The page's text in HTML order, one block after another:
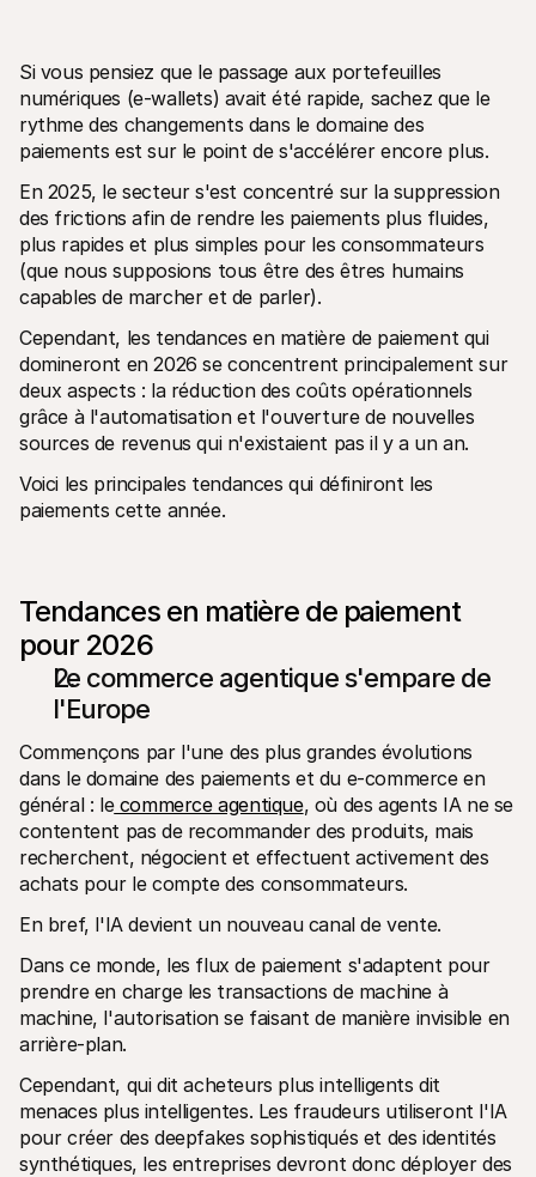
Ressources techniques
Portail développeurs
Découvrez les ressources de développement et les mises à
jour
Bibliothèques
Intégrez Mollie avec des packages prêts à l'emploi
Communauté Discord
Rejoignez notre communauté de développeurs
Tarifs
Consultez nos tarifs
À propos
Notre histoire et nos valeurs
Actualités
Lire les dernières actualités de
Nous rejoindre
Rejoignez notre équipe - nous
recrutons !
Pour les clients Mollie
Contactez notre équipe support
Pour obtenir un devis
Découvrez comment nous pouvons aider votre entreprise
Si vous pensiez que le passage aux portefeuilles
numériques (e-wallets) avait été rapide, sachez que le
rythme des changements dans le domaine des
paiements est sur le point de s'accélérer encore plus.
En 2025, le secteur s'est concentré sur la suppression
des frictions afin de rendre les paiements plus fluides,
plus rapides et plus simples pour les consommateurs
(que nous supposions tous être des êtres humains
capables de marcher et de parler).
Cependant, les tendances en matière de paiement qui
domineront en 2026 se concentrent principalement sur
deux aspects : la réduction des coûts opérationnels
grâce à l'automatisation et l'ouverture de nouvelles
sources de revenus qui n'existaient pas il y a un an.
Voici les principales tendances qui définiront les
paiements cette année.
Tendances en matière de paiement
pour 2026
Le commerce agentique s'empare de
l'Europe
Commençons par l'une des plus grandes évolutions
dans le domaine des paiements et du e-commerce en
général : le commerce agentique, où des agents IA ne se
contentent pas de recommander des produits, mais
recherchent, négocient et effectuent activement des
achats pour le compte des consommateurs.
En bref, l'IA devient un nouveau canal de vente.
Dans ce monde, les flux de paiement s'adaptent pour
prendre en charge les transactions de machine à
machine, l'autorisation se faisant de manière invisible en
arrière-plan.
Cependant, qui dit acheteurs plus intelligents dit
menaces plus intelligentes. Les fraudeurs utiliseront l'IA
pour créer des deepfakes sophistiqués et des identités
synthétiques, les entreprises devront donc déployer des